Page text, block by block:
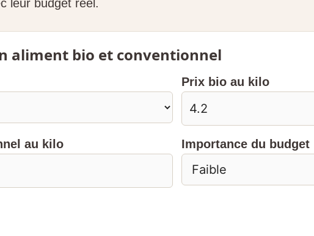
leur budget réel.
aliment bio et conventionnel
Prix bio au kilo
au kilo Importance du budget